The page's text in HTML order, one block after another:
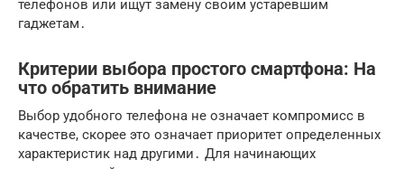
телефонов или ищут замену своим устаревшим
гаджетам․
Критерии выбора простого смартфона: На
что обратить внимание
Выбор удобного телефона не означает компромисс в
качестве, скорее это означает приоритет определенных
характеристик над другими․ Для начинающих